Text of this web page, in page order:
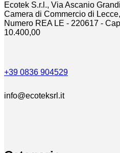
Ecotek S.r.l., Via Ascanio
Camera di Commercio di
Numero REA LE - 220617 -
10.400,00
+39 0836 904529
info@ecoteksrl.it